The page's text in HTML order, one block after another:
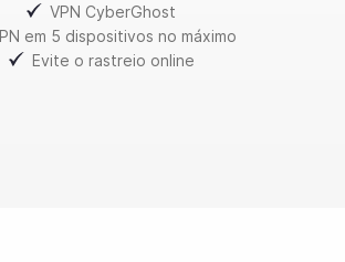
VPN CyberGhost
em 5 dispositivos no máximo
Evite o rastreio online